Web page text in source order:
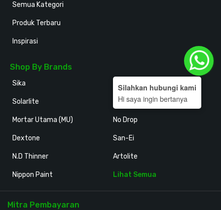
Semua Kategori
Produk Terbaru
Inspirasi
Shop By Brands
Sika
Solarlite
Mortar Utama (MU)
Dextone
N.D Thinner
Nippon Paint
Holodeck
Kansai Paint
No Drop
San-Ei
Artolite
Lihat Semua
Mitra Pembayaran
Silahkan hubungi kami
Hi saya ingin bertanya